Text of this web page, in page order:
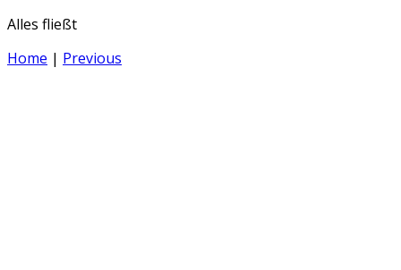
Alles fließt
Home | Previous